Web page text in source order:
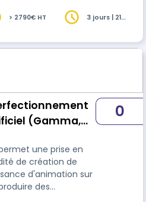
> 2790€ HT
3 jours | 21
(Gamma,
)– 2 jours-
une prise en
de création de
d'animation sur
des
0